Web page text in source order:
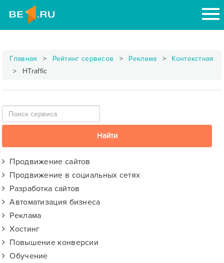
Главная Рейтинг сервисов Реклама
Контекстная
HTraffic
Продвижение сайтов
Продвижение в социальных сетях
Разработка сайтов
Автоматизация бизнеса
Реклама
Хостинг
Повышение конверсии
Обучение